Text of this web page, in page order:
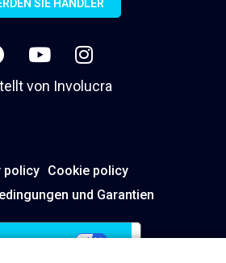
SIE HÄNDLER
von Involucra
policy Cookie policy
und Garantien